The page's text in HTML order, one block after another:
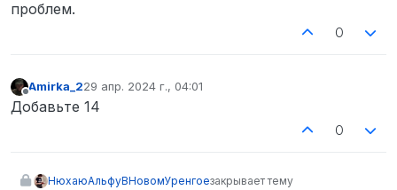
проблем.
0
Не в сети
Amirka_229 апр. 2024 г., 04:01
отредактировано
Добавьте 14
0
НюхаюАльфуВНовомУренгоезакрывает тему